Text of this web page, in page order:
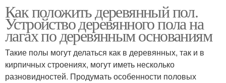
Как положить деревянный пол.
Устройство деревянного пола на
лагах по деревянным основаниям
Такие полы могут делаться как в деревянных, так и в
кирпичных строениях, могут иметь несколько
разновидностей. Продумать особенности половых